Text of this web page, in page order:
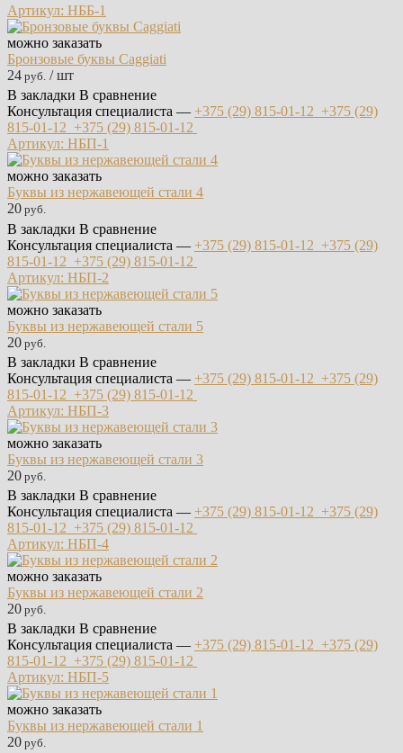
Артикул: НББ-1
можно заказать
Бронзовые буквы Caggiati
24 руб. / шт
В закладки В сравнение
Консультация специалиста — +375 (29) 815-01-12 +375 (29)
815-01-12 +375 (29) 815-01-12
Артикул: НБП-1
можно заказать
Буквы из нержавеющей стали 4
20 руб.
В закладки В сравнение
Консультация специалиста — +375 (29) 815-01-12 +375 (29)
815-01-12 +375 (29) 815-01-12
Артикул: НБП-2
можно заказать
Буквы из нержавеющей стали 5
20 руб.
В закладки В сравнение
Консультация специалиста — +375 (29) 815-01-12 +375 (29)
815-01-12 +375 (29) 815-01-12
Артикул: НБП-3
можно заказать
Буквы из нержавеющей стали 3
20 руб.
В закладки В сравнение
Консультация специалиста — +375 (29) 815-01-12 +375 (29)
815-01-12 +375 (29) 815-01-12
Артикул: НБП-4
можно заказать
Буквы из нержавеющей стали 2
20 руб.
В закладки В сравнение
Консультация специалиста — +375 (29) 815-01-12 +375 (29)
815-01-12 +375 (29) 815-01-12
Артикул: НБП-5
можно заказать
Буквы из нержавеющей стали 1
20 руб.